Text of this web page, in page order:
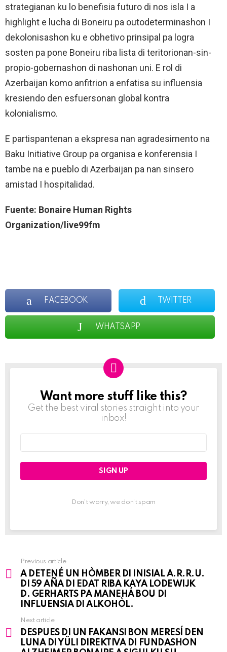
strategianan ku lo benefisia futuro di nos isla I a
highlight e lucha di Boneiru pa outodeterminashon I
dekolonisashon ku e obhetivo prinsipal pa logra
sosten pa pone Boneiru riba lista di teritorionan-sin-
propio-gobernashon di nashonan uni. E rol di
Azerbaijan komo anfitrion a enfatisa su influensia
kresiendo den esfuersonan global kontra
kolonialismo.
E partispantenan a ekspresa nan agradesimento na
Baku Initiative Group pa organisa e konferensia I
tambe na e pueblo di Azerbaijan pa nan sinsero
amistad I hospitalidad.
Fuente: Bonaire Human Rights
Organization/live99fm
FACEBOOK TWITTER
WHATSAPP
NEWSLETTER
Want more stuff like this?
Get the best viral stories straight into your
inbox!
Don't worry, we don't spam
See
more
Previous article
A DETENÉ UN HÒMBER DI INISIAL A.R.R.U.
DI 59 AÑA DI EDAT RIBA KAYA LODEWIJK
D. GERHARTS PA MANEHÁ BOU DI
INFLUENSIA DI ALKOHÒL.
Next article
DESPUES DI UN FAKANSI BON MERESÍ DEN
LUNA DI YÜLI DIREKTIVA DI FUNDASHON